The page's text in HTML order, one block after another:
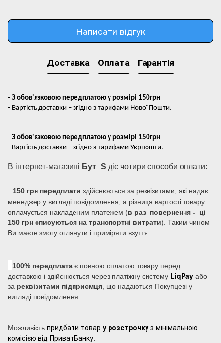
Написати відгук
Доставка Оплата Гарантія
- З обов'язковою передплатою у розмірі 150грн
- Вартість доставки – згідно з тарифами Нової Пошти.
- З обов'язковою передплатою у розмірі 150грн
- Вартість доставки – згідно з тарифами Укрпошти.
В інтернет-магазині Бут_S діє чотири способи оплати:
150 грн передплати здійснюється за реквізитами, які надає
менеджер у вигляді повідомлення, а різниця вартості товару
оплачується накладеним платежем (в разі повернення - ці
150 грн списуються на транспортні витрати). Таким чином
Ви маєте змогу оглянути і приміряти взуття.
100% передплата є повною оплатою товару перед
доставкою і здійснюється через платіжну систему LiqPay або
за реквізитами підприємця , що надаються Покупцеві у
вигляді повідомлення.
Можливість придбати товар у розстрочку з мінімальною
комісією від ПриватБанку.